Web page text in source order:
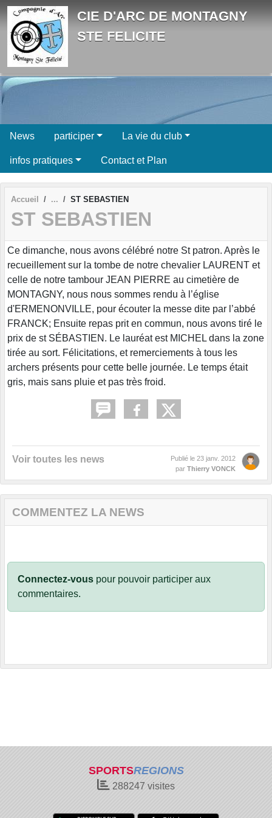
CIE D'ARC DE MONTAGNY
STE FELICITE
News participer La vie du club
infos pratiques Contact et Plan
Accueil ST SEBASTIEN
ST SEBASTIEN
Ce dimanche, nous avons célébré notre St patron. Après le
recueillement sur la tombe de notre chevalier LAURENT et
celle de notre tambour JEAN PIERRE au cimetière de
MONTAGNY, nous nous sommes rendu à l’église
d'ERMENONVILLE, pour écouter la messe dite par l’abbé
FRANCK; Ensuite repas prit en commun, nous avons tiré le
prix de st SÉBASTIEN. Le lauréat est MICHEL dans la zone
tirée au sort. Félicitations, et remerciements à tous les
archers présents pour cette belle journée. Le temps était
gris, mais sans pluie et pas très froid.
Voir toutes les news Publié le 23 janv. 2012
par Thierry VONCK
COMMENTEZ LA NEWS
Connectez-vous pour pouvoir participer aux
commentaires.
SPORTSREGIONS
288247 visites
Panneau de gestion des cookies